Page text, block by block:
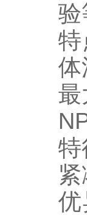
验
体
最
特